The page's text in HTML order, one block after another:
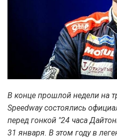
В конце прошлой недели на
Speedway состоялись
перед гонкой "24 часа
31 января. В этом году в